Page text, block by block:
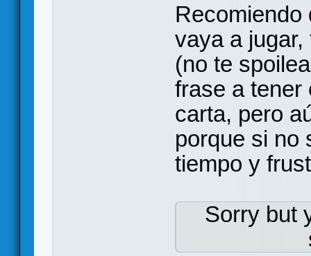
Recomiendo
vaya a
(no te
frase a tener
carta, pero
porque si no
tiempo y
Sorry but